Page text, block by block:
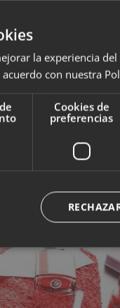
con
días, pero
normal, en
después de
la experiencia
con nuestra
Cookies de
preferencias